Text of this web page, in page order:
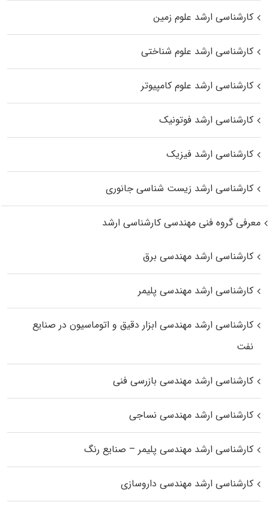
کارشناسی ارشد علوم زمین
کارشناسی ارشد علوم شناختی
کارشناسی ارشد علوم کامپیوتر
کارشناسی ارشد فوتونیک
کارشناسی ارشد فیزیک
کارشناسی ارشد زیست‌ شناسی جانوری
معرفی گروه فنی مهندسی کارشناسی ارشد
کارشناسی ارشد مهندسی برق
کارشناسی ارشد مهندسی پلیمر
کارشناسی ارشد مهندسی ابزار دقیق و اتوماسیون در صنایع
نفت
کارشناسی ارشد مهندسی بازرسی فنی
کارشناسی ارشد مهندسی نساجی
کارشناسی ارشد مهندسی پلیمر – صنایع رنگ
کارشناسی ارشد مهندسی داروسازی